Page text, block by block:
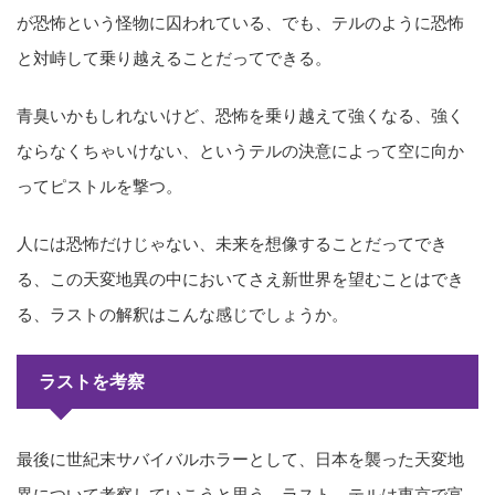
が恐怖という怪物に囚われている、でも、テルのように恐怖
と対峙して乗り越えることだってできる。
青臭いかもしれないけど、恐怖を乗り越えて強くなる、強く
ならなくちゃいけない、というテルの決意によって空に向か
ってピストルを撃つ。
人には恐怖だけじゃない、未来を想像することだってでき
る、この天変地異の中においてさえ新世界を望むことはでき
る、ラストの解釈はこんな感じでしょうか。
ラストを考察
最後に世紀末サバイバルホラーとして、日本を襲った天変地